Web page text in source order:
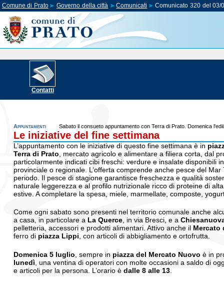
Comune di Prato Governo della città Comunicati Comunicato 320 del 03/
Contatti
Appuntamenti Sabato il consueto appuntamento con Terra di Prato. Domenica
Le iniziative del fine settimana
L’appuntamento con le iniziative di questo fine settimana è in
Terra di Prato , mercato agricolo e alimentare a filiera corta, dal
particolarmente indicati cibi freschi: verdure e insalate disponibili
provinciale o regionale. L’offerta comprende anche pesce del
periodo. Il pesce di stagione garantisce freschezza e qualità
naturale leggerezza e al profilo nutrizionale ricco di proteine di
estive. A completare la spesa, miele, marmellate, composte,
Come ogni sabato sono presenti nel territorio comunale anche
a casa, in particolare a La Querce, in via Bresci, e a
pelletteria, accessori e prodotti alimentari. Attivo anche il Mercato
ferro di piazza Lippi, con articoli di abbigliamento e ortofrutta.
Domenica 5 luglio , sempre in piazza del Mercato Nuovo è in
lunedì , una ventina di operatori con molte occasioni a saldo di
e articoli per la persona. L’orario èdalle 8 alle 13